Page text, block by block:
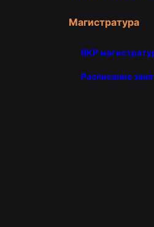
Магистратура
ВКР
Расписание